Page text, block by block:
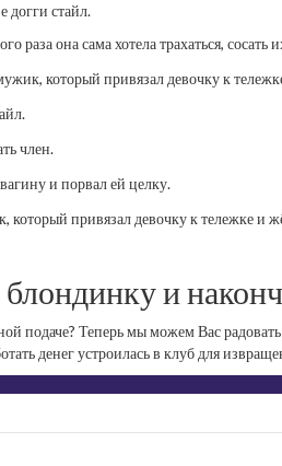
догги стайл.
раза она сама хотела трахаться, сосать
который привязал девочку к
член.
и порвал ей целку.
привязал девочку к тележке и
и
подаче? Теперь мы можем Вас
денег устроилась в клуб для